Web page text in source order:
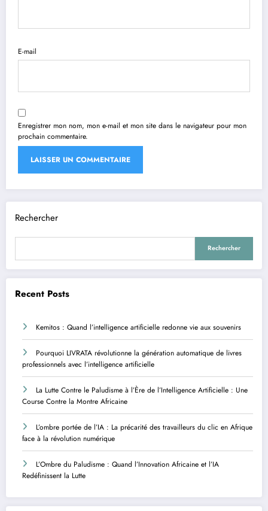
E-mail
Enregistrer mon nom, mon e-mail et mon site dans le navigateur pour mon
prochain commentaire.
Rechercher
Rechercher
Recent Posts
Kemitos : Quand l’intelligence artificielle redonne vie aux souvenirs
Pourquoi LIVRATA révolutionne la génération automatique de livres
professionnels avec l’intelligence artificielle
La Lutte Contre le Paludisme à l’Ère de l’Intelligence Artificielle : Une
Course Contre la Montre Africaine
L’ombre portée de l’IA : La précarité des travailleurs du clic en Afrique
face à la révolution numérique
L’Ombre du Paludisme : Quand l’Innovation Africaine et l’IA
Redéfinissent la Lutte